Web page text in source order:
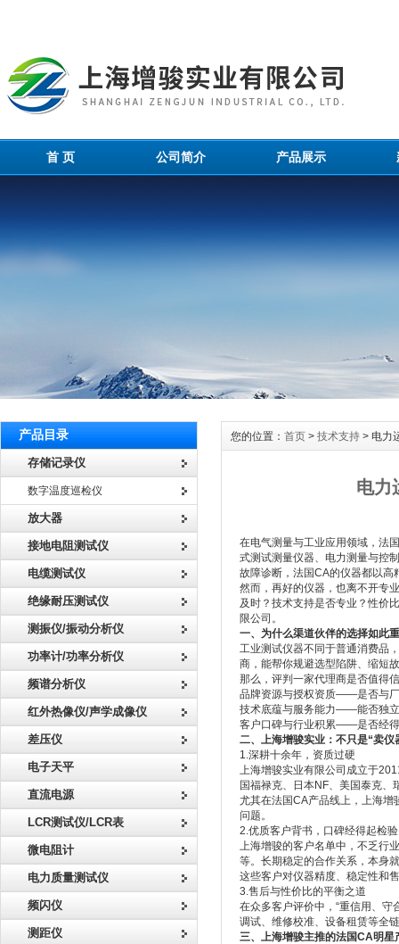
首 页 公司简介 产品展示
产品目录
存储记录仪
数字温度巡检仪
放大器
接地电阻测试仪
电缆测试仪
绝缘耐压测试仪
测振仪/振动分析仪
功率计/功率分析仪
频谱分析仪
红外热像仪/声学成像仪
差压仪
电子天平
直流电源
LCR测试仪/LCR表
微电阻计
电力质量测试仪
频闪仪
测距仪
您的位置： 首页 > 技术支持 > 电力
电力
在电气测量与工业应用领域，法
式测试测量仪器、电力测量与控
故障诊断，法国CA的仪器都以高
然而，再好的仪器，也离不开专
及时？技术支持是否专业？性价
限公司。
一、为什么渠道伙伴的选择如此
工业测试仪器不同于普通消费品
商，能帮你规避选型陷阱、缩短
那么，评判一家代理商是否值得
品牌资源与授权资质——是否与
技术底蕴与服务能力——能否独
客户口碑与行业积累——是否经
二、上海增骏实业：不只是“卖仪
1.深耕十余年，资质过硬
上海增骏实业有限公司成立于
国福禄克、日本NF、美国泰克
尤其在法国CA产品线上，上海增
问题。
2.优质客户背书，口碑经得起检验
上海增骏的客户名单中，不乏行
等。长期稳定的合作关系，本身
这些客户对仪器精度、稳定性和
3.售后与性价比的平衡之道
在众多客户评价中，“重信用、
调试、维修校准、设备租赁等全
三、上海增骏主推的法国CA明星